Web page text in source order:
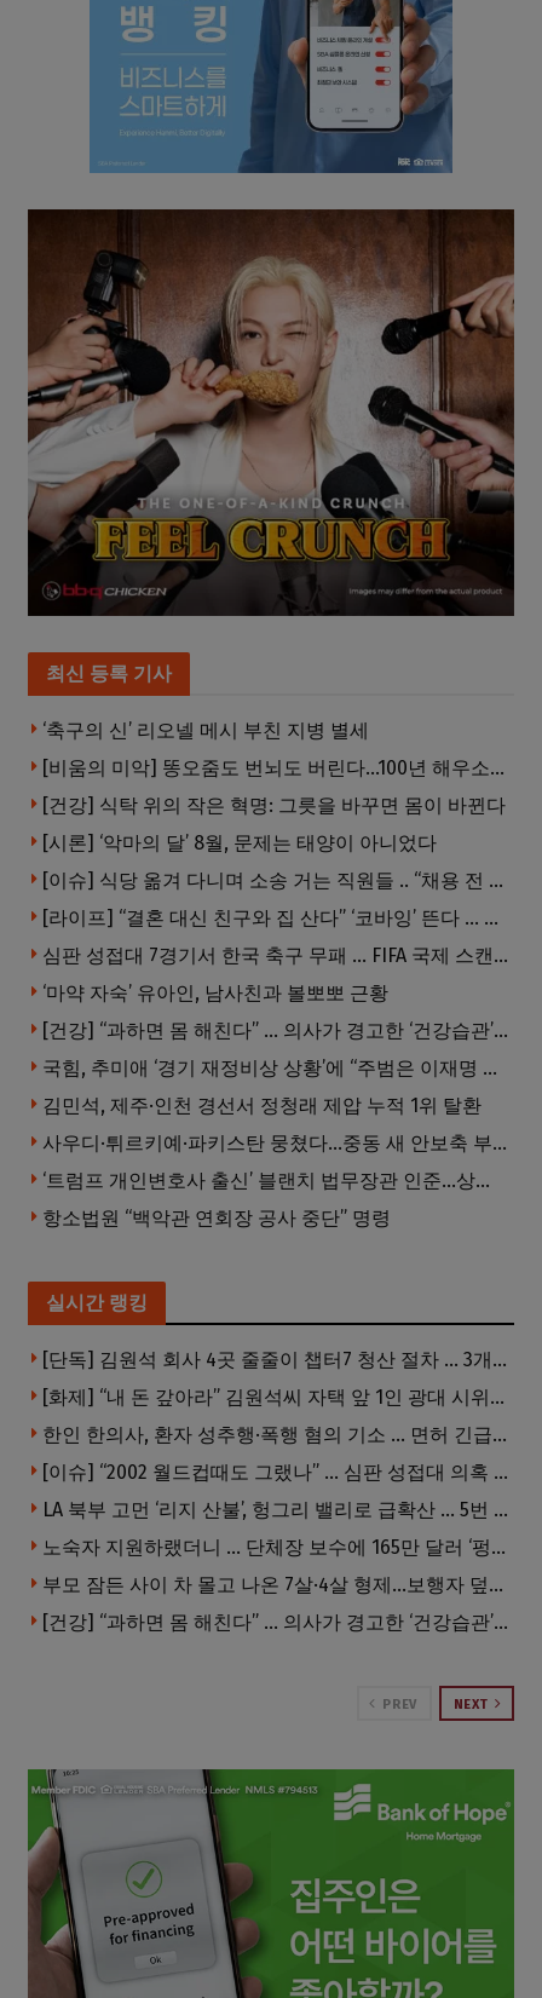
최신 등록 기사
‘축구의 신’ 리오넬 메시 부친 지병 별세
[비움의 미악] 똥오줌도 번뇌도 버린다…100년 해우소의 철학
[건강] 식탁 위의 작은 혁명: 그릇을 바꾸면 몸이 바뀐다
[시론] ‘악마의 달’ 8월, 문제는 태양이 아니었다
[이슈] 식당 옮겨 다니며 소송 거는 직원들 .. “채용 전 반드시 확인해야”
[라이프] “결혼 대신 친구와 집 산다” ‘코바잉’ 뜬다 … 내 집 마련 공식 바뀌었다
심판 성접대 7경기서 한국 축구 무패 … FIFA 국제 스캔들 번지나
‘마약 자숙’ 유아인, 남사친과 볼뽀뽀 근황
[건강] “과하면 몸 해친다” … 의사가 경고한 ‘건강습관’ 5가지
국힘, 추미애 ‘경기 재정비상 상황’에 “주범은 이재명 전 지사”
김민석, 제주·인천 경선서 정청래 제압 누적 1위 탈환
사우디·튀르키예·파키스탄 뭉쳤다…중동 새 안보축 부상하나
‘트럼프 개인변호사 출신’ 블랜치 법무장관 인준…상원 50대49 가결
항소법원 “백악관 연회장 공사 중단” 명령
실시간 랭킹
[단독] 김원석 회사 4곳 줄줄이 챕터7 청산 절차 … 3개 법인 같은 날 동시 파산 신청
[화제] “내 돈 갚아라” 김원석씨 자택 앞 1인 광대 시위 … 한인 투자사, “108만 달러 못받아”
한인 한의사, 환자 성추행·폭행 혐의 기소 … 면허 긴급정지
[이슈] “2002 월드컵때도 그랬나” … 심판 성접대 의혹 해외로 일파만파, 4강 신화까지 불똥
LA 북부 고먼 ‘리지 산불’, 헝그리 밸리로 급확산 … 5번 Fwy 양방향 전면 폐쇄
노숙자 지원하랬더니 … 단체장 보수에 165만 달러 ‘펑펑’
부모 잠든 사이 차 몰고 나온 7살·4살 형제…보행자 덮쳐 중태
[건강] “과하면 몸 해친다” … 의사가 경고한 ‘건강습관’ 5가지
PREV NEXT